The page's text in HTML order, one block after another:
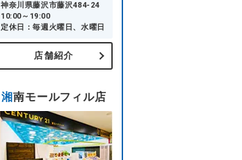
神奈川県藤沢市藤沢484-24
10:00～19:00
定休日：毎週火曜日、水曜日
店舗紹介
湘南モールフィル店